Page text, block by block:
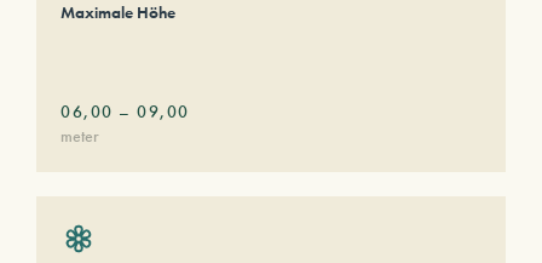
Maximale Höhe
06,00 – 09,00
meter